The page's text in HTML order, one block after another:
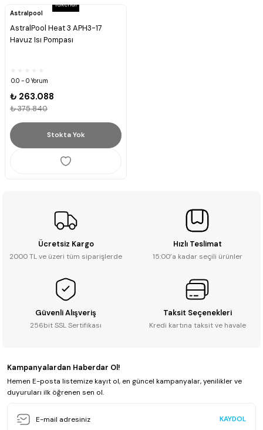
Tükendi
Astralpool
AstralPool Heat 3 APH3-17
Havuz Isı Pompası
0.0 - 0 Yorum
₺ 263.088
₺ 375.840
Stokta Yok
Ücretsiz Kargo
2000 TL ve üzeri tüm siparişlerde
Hızlı Teslimat
15:00’a kadar seçili ürünler
Güvenli Alışveriş
256bit SSL Sertifikası
Taksit Seçenekleri
Kredi kartına taksit ve havale
Kampanyalardan Haberdar Ol!
Hemen E-posta listemize kayıt ol, en güncel kampanyalar, yenilikler ve
duyuruları ilk öğrenen sen ol.
KAYDOL